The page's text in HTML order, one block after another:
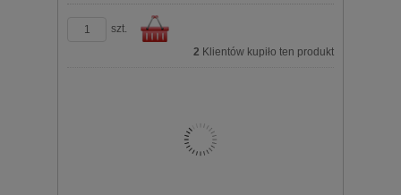
szt.
2 Klientów kupiło ten produkt